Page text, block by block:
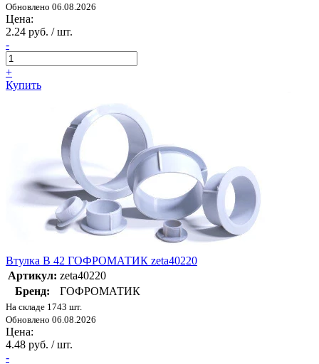
Обновлено 06.08.2026
Цена:
2.24 руб. / шт.
-
+
Купить
Втулка В 42 ГОФРОМАТИК zeta40220
Артикул: zeta40220
Бренд:
ГОФРОМАТИК
На складе 1743 шт.
Обновлено 06.08.2026
Цена:
4.48 руб. / шт.
-